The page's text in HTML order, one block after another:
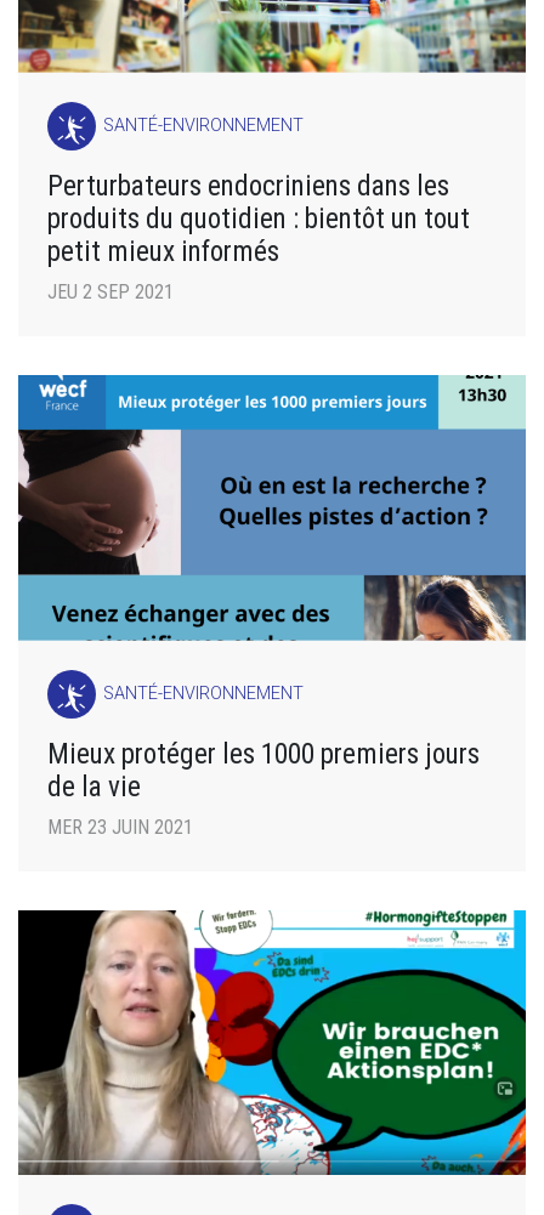
SANTÉ-ENVIRONNEMENT
Perturbateurs endocriniens dans les
produits du quotidien : bientôt un tout
petit mieux informés
JEU 2 SEP 2021
SANTÉ-ENVIRONNEMENT
Mieux protéger les 1000 premiers jours
de la vie
MER 23 JUIN 2021